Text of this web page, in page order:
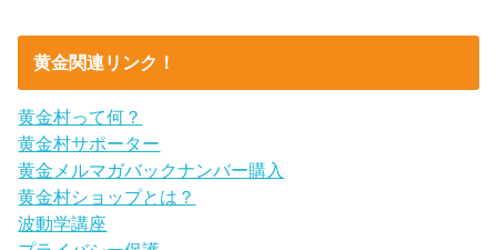
黄金関連リンク！
黄金村って何？
黄金村サポーター
黄金メルマガバックナンバー購入
黄金村ショップとは？
波動学講座